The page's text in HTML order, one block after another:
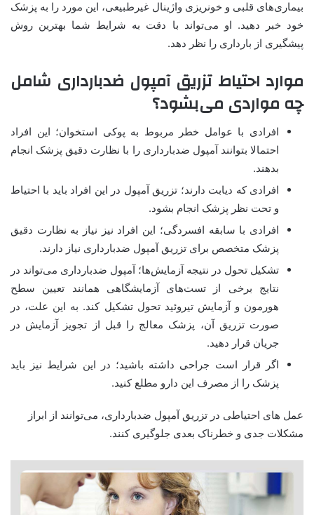
بیماری‌های قلبی و خونریزی واژینال غیرطبیعی، این مورد را به پزشک
خود خبر دهید. او می‌تواند با دقت به شرایط شما بهترین روش
پیشگیری از بارداری را نظر دهد.
موارد احتیاط تزریق آمپول ضدبارداری شامل
چه مواردی می‌بشود؟
افرادی با عوامل خطر مربوط به پوکی استخوان؛ این افراد
احتمالا بتوانند آمپول ضدبارداری را با نظارت دقیق پزشک انجام
بدهند.
افرادی که دیابت دارند؛ تزریق آمپول در این افراد باید با احتیاط
و تحت نظر پزشک انجام بشود.
افرادی با سابقه افسردگی؛ این افراد نیز نیاز به نظارت دقیق
پزشک متخصص برای تزریق آمپول ضدبارداری نیاز دارند.
تشکیل تحول در نتیجه آزمایش‌ها؛ آمپول ضدبارداری می‌تواند در
نتایج برخی از تست‌های آزمایشگاهی همانند تعیین سطح
هورمون و آزمایش تیروئید تحول تشکیل کند. به این علت، در
صورت تزریق آن، پزشک معالج را قبل از تجویز آزمایش در
جریان قرار دهید.
اگر قرار است جراحی داشته باشید؛ در این شرایط نیز باید
پزشک را از مصرف این دارو مطلع کنید.
عمل های احتیاطی در تزریق آمپول ضدبارداری، می‌توانند از ابراز
مشکلات جدی و خطرناک بعدی جلوگیری کنند.